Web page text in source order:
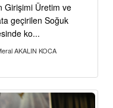
Girişimi Üretim ve
geçirilen Soğuk
ko...
AKALIN KOCA